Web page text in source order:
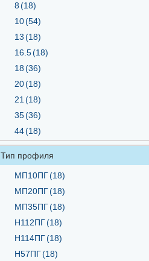
8(18)
10(54)
13(18)
16.5(18)
18(36)
20(18)
21 (18)
35(36)
44(18)
57(18)
60
(18)
75 (18)
112(18)
114(18)
Тип профиля
МП10ПГ(18)
МП20ПГ(18)
МП35ПГ(18)
Н112ПГ(18)
Н114ПГ(18)
Н57ПГ(18)